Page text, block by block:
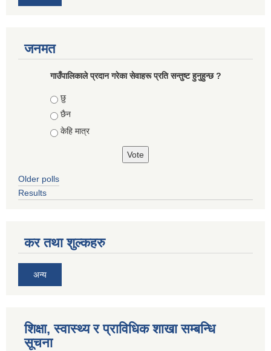
जनमत
गाउँपालिकाले प्रदान गरेका सेवाहरू प्रति सन्तुष्ट हुनुहुन्छ ?
Choices
छु
छैन
केहि मात्र
Older polls
Results
कर तथा शुल्कहरु
अन्य
शिक्षा, स्वास्थ्य र प्राविधिक शाखा सम्बन्धि
सूचना